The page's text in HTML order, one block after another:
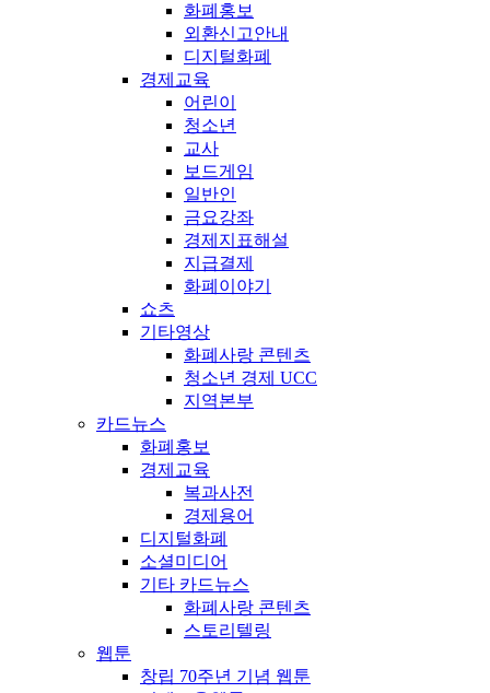
화폐홍보
외환신고안내
디지털화폐
경제교육
어린이
청소년
교사
보드게임
일반인
금요강좌
경제지표해설
지급결제
화폐이야기
쇼츠
기타영상
화폐사랑 콘텐츠
청소년 경제 UCC
지역본부
카드뉴스
화폐홍보
경제교육
복과사전
경제용어
디지털화폐
소셜미디어
기타 카드뉴스
화폐사랑 콘텐츠
스토리텔링
웹툰
창립 70주년 기념 웹툰